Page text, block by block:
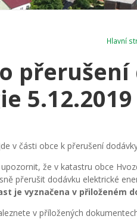
Hlavní
5.12.2019
v části obce k přerušení
že v katastru obce
přerušit dodávku elektrické
je vyznačena v přiloženém
v příložených